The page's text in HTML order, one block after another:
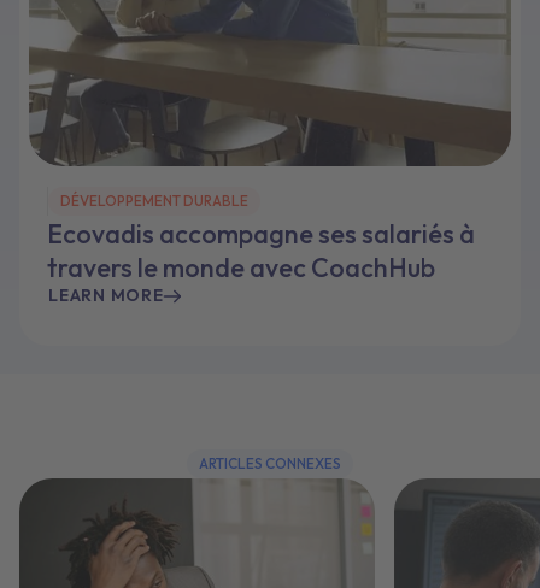
DÉVELOPPEMENT DURABLE
Ecovadis accompagne ses salariés à
travers le monde avec CoachHub
LEARN MORE
ARTICLES CONNEXES